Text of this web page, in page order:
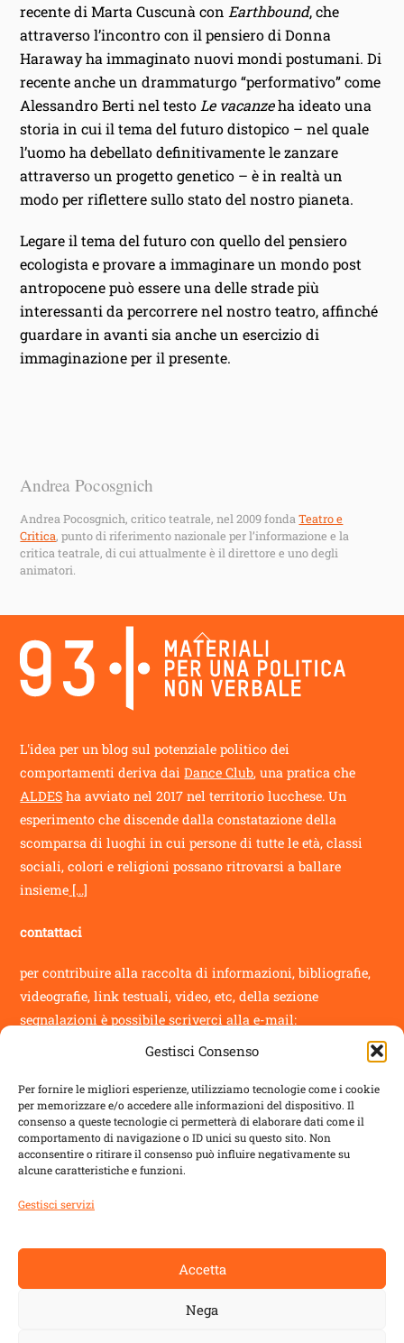
Gestisci Consenso
Per fornire le migliori esperienze, utilizziamo tecnologie come i cookie
per memorizzare e/o accedere alle informazioni del dispositivo. Il
consenso a queste tecnologie ci permetterà di elaborare dati come il
comportamento di navigazione o ID unici su questo sito. Non
acconsentire o ritirare il consenso può influire negativamente su
alcune caratteristiche e funzioni.
Gestisci servizi
Accetta
Nega
recente di Marta Cuscunà con Earthbound, che
attraverso l’incontro con il pensiero di Donna
Haraway ha immaginato nuovi mondi postumani. Di
recente anche un drammaturgo “performativo” come
Alessandro Berti nel testo Le vacanzeha ideato una
storia in cui il tema del futuro distopico – nel quale
l’uomo ha debellato definitivamente le zanzare
attraverso un progetto genetico – è in realtà un
modo per riflettere sullo stato del nostro pianeta.
Legare il tema del futuro con quello del pensiero
ecologista e provare a immaginare un mondo post
antropocene può essere una delle strade più
interessanti da percorrere nel nostro teatro, affinché
guardare in avanti sia anche un esercizio di
immaginazione per il presente.
Andrea Pocosgnich
Andrea Pocosgnich, critico teatrale, nel 2009 fondaTeatro e
Critica, punto di riferimento nazionale per l’informazione e la
critica teatrale, di cui attualmente è il direttore e uno degli
animatori.
Back
To
Top
L'idea per un blog sul potenziale politico dei
comportamenti deriva daiDance Club, una pratica che
ALDES ha avviato nel 2017 nel territorio lucchese. Un
esperimento che discende dalla constatazione della
scomparsa di luoghi in cui persone di tutte le età, classi
sociali, colori e religioni possano ritrovarsi a ballare
insieme [...]
contattaci
per contribuire alla raccolta di informazioni, bibliografie,
videografie, link testuali, video, etc, della sezione
segnalazioniè possibile scriverci alla e-mail:
info@novantatrepercento.it
sostenitori
il blog è un progetto sostenuto da
Regione Toscana